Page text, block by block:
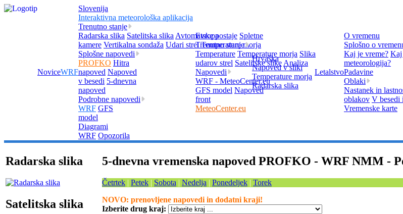
NoviceWRF
Slovenija
Interaktivna meteorološka aplikacija
Trenutno stanje
Radarska slika Satelitska slika Avtomatske postaje Spletne
kamere Vertikalna sondaža Udari strel Temperature morja
Splošne napovedi
PROFKO Hitra
napoved Napoved
v besedi 5-dnevna
napoved
Podrobne napovedi
WRF GFS
model
Diagrami
WRF Opozorila
Evropa
Trenutno stanje
Temperature Temperature morja Slika
udarov strel Satelitske slike Analiza
Napovedi
WRF - MeteoCenter.eu
GFS model Napoved
front
MeteoCenter.eu
Hrvaška
Napoved v sliki
Temperature morja
Radarska slika
Letalstvo
O vremenu
Splošno o
Kaj je vreme? Kaj
meteorologija?
Padavine
Oblaki
Nastanek in
oblakov V besedi
Vremenske karte
Radarska slika
Satelitska slika
5-dnevna vremenska napoved PROFKO - WRF NMM -
Četrtek | Petek | Sobota | Nedelja | Ponedeljek | Torek
NOVO: prenovljene napovedi in dodatni kraji!
Izberite drug kraj: